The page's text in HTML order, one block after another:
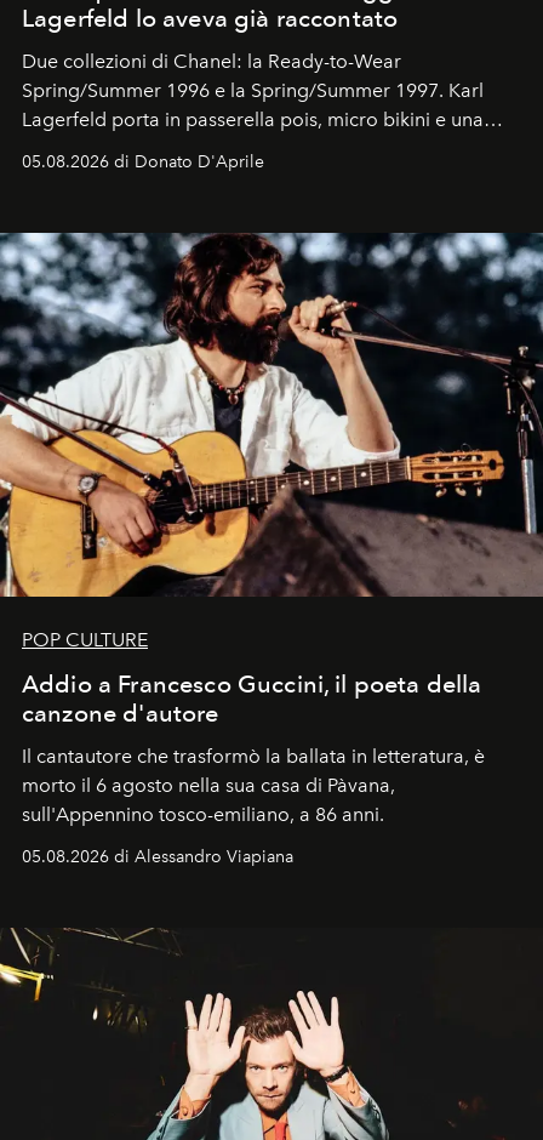
Lagerfeld lo aveva già raccontato
Due collezioni di Chanel: la Ready-to-Wear
Spring/Summer 1996 e la Spring/Summer 1997. Karl
Lagerfeld porta in passerella pois, micro bikini e una
Kate, Claudia e Carla una dietro l'altra. Trent'anni dopo,
uno dei documenti più contemporanei che abbiamo.
05.08.2026 di Donato D'Aprile
POP CULTURE
Addio a Francesco Guccini, il poeta della
canzone d'autore
Il cantautore che trasformò la ballata in letteratura, è
morto il 6 agosto nella sua casa di Pàvana,
sull'Appennino tosco-emiliano, a 86 anni.
05.08.2026 di Alessandro Viapiana